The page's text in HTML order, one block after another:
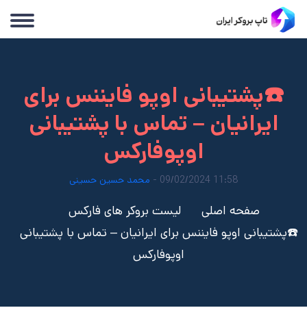
☎️پشتیبانی اوپو فایننس برای
ایرانیان – تماس با پشتیبانی
اوپوفارکس
11:58 09/02/2024 - محمد حسین حسینی
صفحه اصلی
لیست بروکر های فارکس
☎️پشتیبانی اوپو فایننس برای ایرانیان – تماس با پشتیبانی
اوپوفارکس